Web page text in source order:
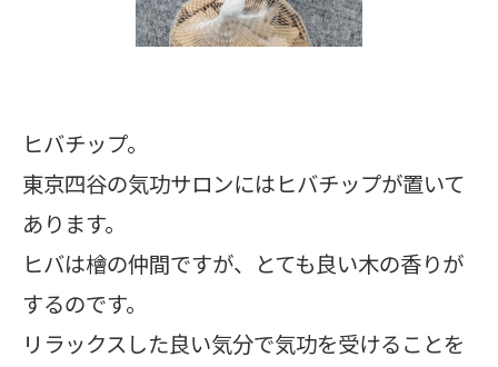
ヒバチップ。
東京四谷の気功サロンにはヒバチップが置いて
あります。
ヒバは檜の仲間ですが、とても良い木の香りが
するのです。
リラックスした良い気分で気功を受けることを